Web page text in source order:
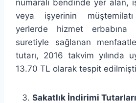
numaralı bendinde yer alan,
veya işyerinin
yerlerde hizmet erbabına
suretiyle sağlanan
tutarı, 2016 takvim yılında
13.70 TL olarak tespit
Sakatlık İndirimi Tutarları